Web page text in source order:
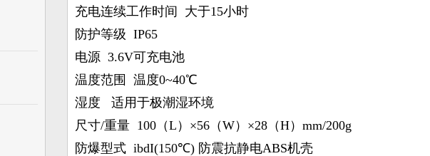
充电连续工作时间 大于15小时
防护等级 IP65
电源 3.6V可充电池
温度范围 温度0~40℃
湿度 适用于极潮湿环境
尺寸/重量 100（L）×56（W）×28（H）mm/200g
防爆型式 ibdI(150℃) 防震抗静电ABS机壳